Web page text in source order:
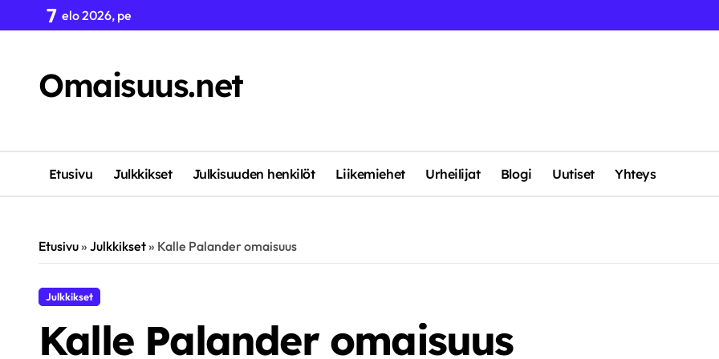
7 elo 2026, pe
Omaisuus.net
Etusivu Julkkikset Julkisuuden henkilöt Liikemiehet Urheilijat Blogi Uutiset Yhteys
Etusivu» Julkkikset» Kalle Palander omaisuus
Julkkikset
Kalle Palander omaisuus